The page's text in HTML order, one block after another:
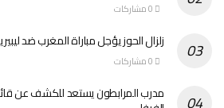
زلزال الحوز يؤجل مباراة المغرب ضد
مدرب المرابطون يستعد للكشف عن